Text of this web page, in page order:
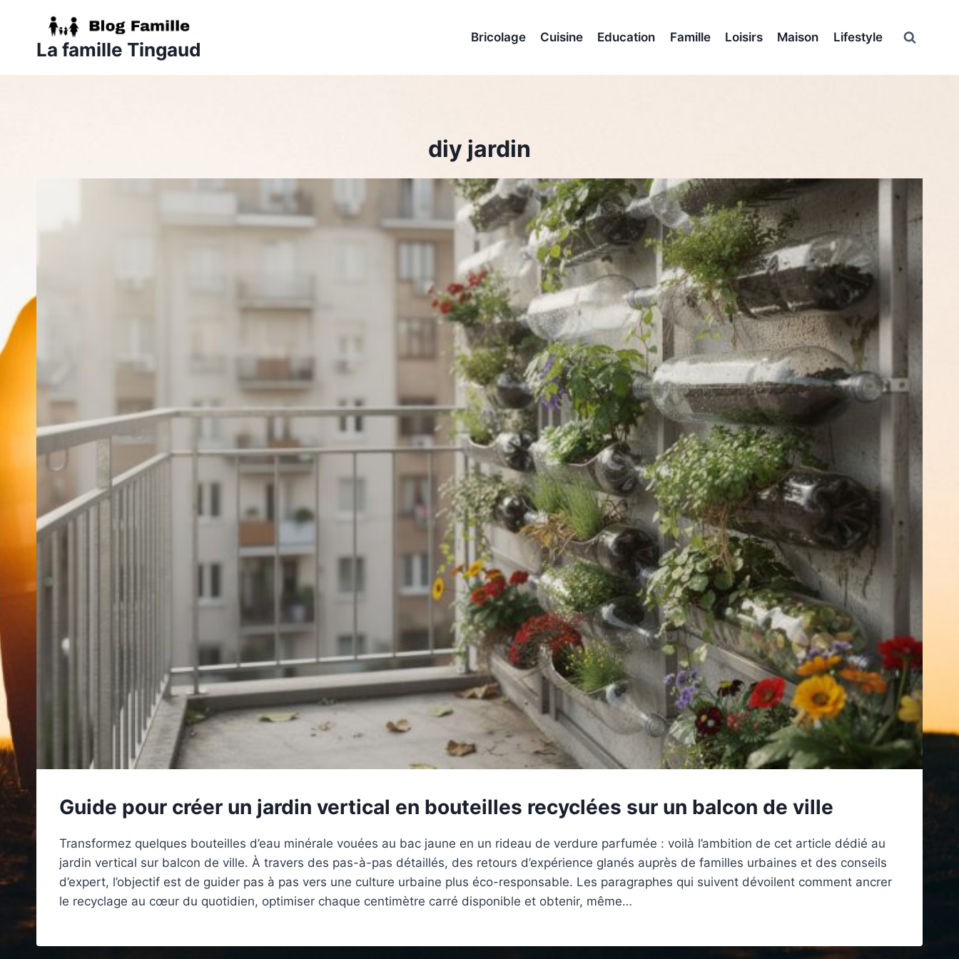
contenuLa famille Tingaud
Bricolage Cuisine Education Famille Loisirs Maison Lifestyle
diy jardin
Guide pour créer un jardin vertical en bouteilles recyclées sur un balcon de ville
Transformez quelques bouteilles d’eau minérale vouées au bac jaune en un rideau de verdure parfumée : voilà l’ambition de cet article dédié au
jardin vertical sur balcon de ville. À travers des pas-à-pas détaillés, des retours d’expérience glanés auprès de familles urbaines et des conseils
d’expert, l’objectif est de guider pas à pas vers une culture urbaine plus éco-responsable. Les paragraphes qui suivent dévoilent comment ancrer
le recyclage au cœur du quotidien, optimiser chaque centimètre carré disponible et obtenir, même…